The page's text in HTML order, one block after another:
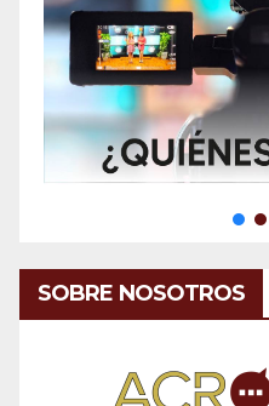
SOBRE NOSOTROS